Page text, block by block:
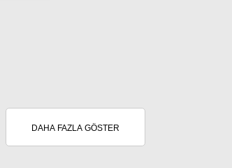
DAHA FAZLA GÖSTER